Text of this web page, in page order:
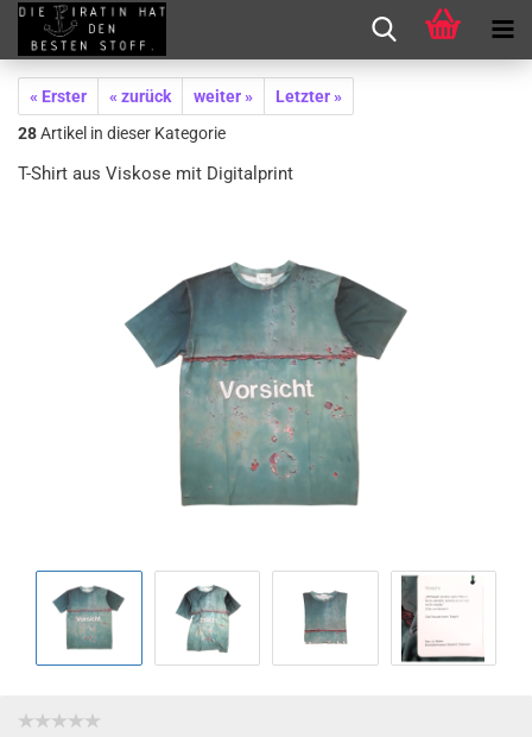
« Erster « zurück weiter »
Letzter »
28Artikel in dieser Kategorie
T-Shirt aus Viskose mit Digitalprint